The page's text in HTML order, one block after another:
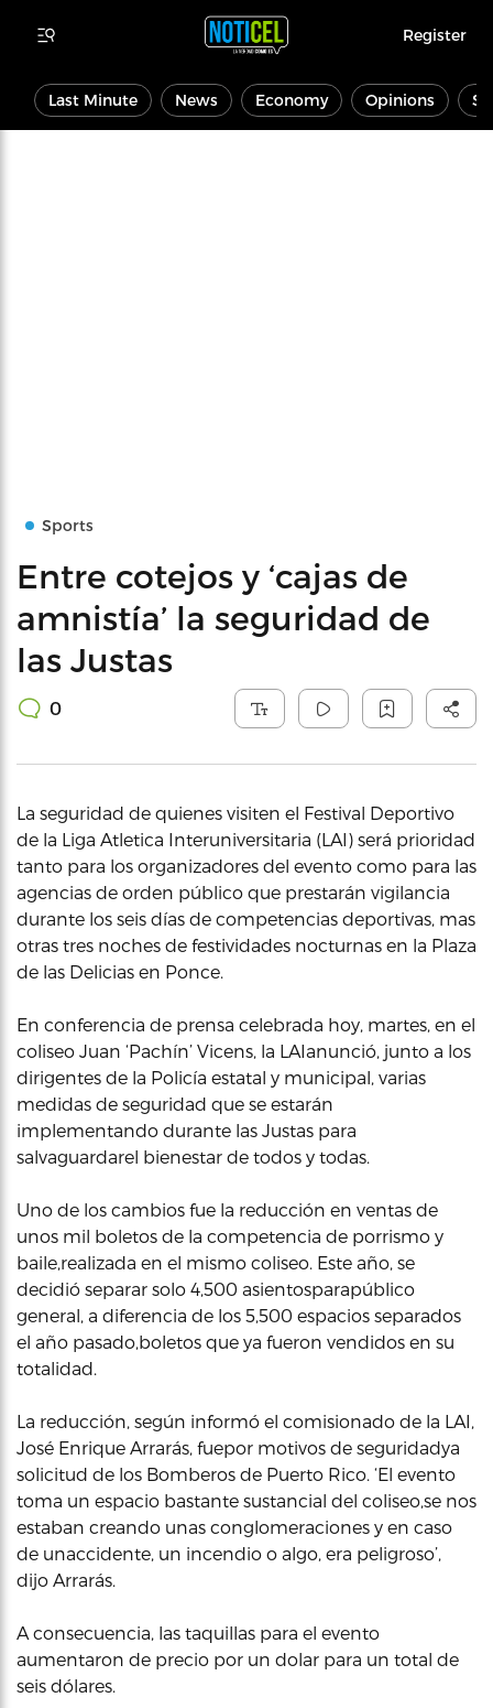
Register
Last Minute News Economy Opinions
Sports
Entre cotejos y ‘cajas de
amnistía’ la seguridad de
las Justas
0
La seguridad de quienes visiten el Festival Deportivo
de la Liga Atletica Interuniversitaria (LAI) será prioridad
tanto para los organizadores del evento como para las
agencias de orden público que prestarán vigilancia
durante los seis días de competencias deportivas, mas
otras tres noches de festividades nocturnas en la Plaza
de las Delicias en Ponce.
En conferencia de prensa celebrada hoy, martes, en el
coliseo Juan ‘Pachín’ Vicens, la LAIanunció, junto a los
dirigentes de la Policía estatal y municipal, varias
medidas de seguridad que se estarán
implementando durante las Justas para
salvaguardarel bienestar de todos y todas.
Uno de los cambios fue la reducción en ventas de
unos mil boletos de la competencia de porrismo y
baile,realizada en el mismo coliseo. Este año, se
decidió separar solo 4,500 asientosparapúblico
general, a diferencia de los 5,500 espacios separados
el año pasado,boletos que ya fueron vendidos en su
totalidad.
La reducción, según informó el comisionado de la LAI,
José Enrique Arrarás, fuepor motivos de seguridadya
solicitud de los Bomberos de Puerto Rico. ‘El evento
toma un espacio bastante sustancial del coliseo,se nos
estaban creando unas conglomeraciones y en caso
de unaccidente, un incendio o algo, era peligroso’,
dijo Arrarás.
A consecuencia, las taquillas para el evento
aumentaron de precio por un dolar para un total de
seis dólares.